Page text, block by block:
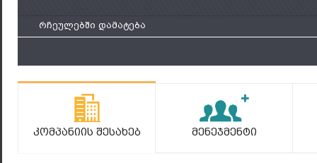
რჩეულებში დამატება
Კომპანიის Შესახებ Მენეჯმენტი